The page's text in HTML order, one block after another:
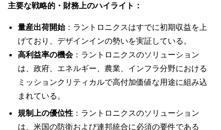
主要な戦略的・財務上のハイライト：
量産出荷開始：ラントロニクスはすでに初期収益を上
げており、デザインインの勢いを実証している。
高利益率の機会：ラントロニクスのソリューション
は、政府、エネルギー、農業、インフラ分野における
ミッションクリティカルで高付加価値な用途に組み込
まれている。
規制上の優位性 ：ラントロニクスのソリューション
は、米国の防衛および連邦統合に必須の要件である